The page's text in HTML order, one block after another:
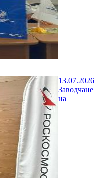
13.07.2026
Заводчане
на